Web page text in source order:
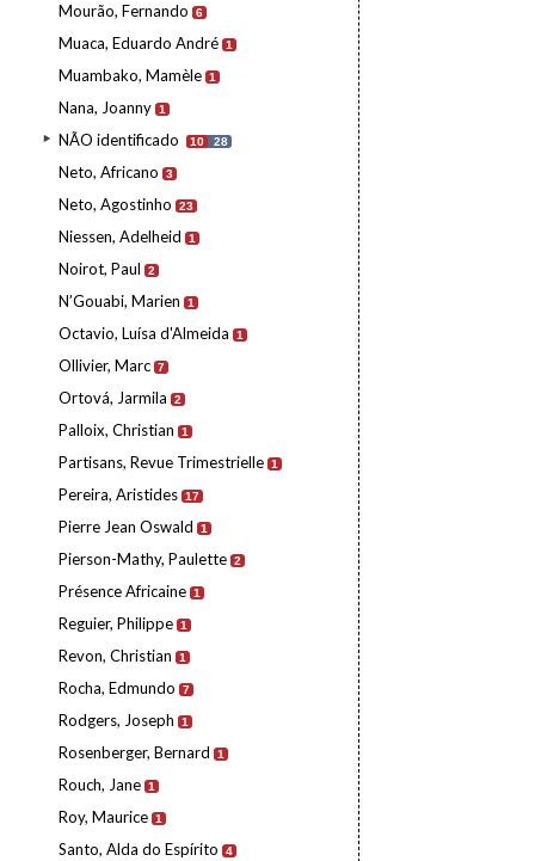
Mourão, Fernando 6
Muaca, Eduardo André 1
Muambako, Mamèle 1
Nana, Joanny 1
NÃO identificado 10 28
Neto, Africano 3
Neto, Agostinho 23
Niessen, Adelheid 1
Noirot, Paul 2
N’Gouabi, Marien 1
Octavio, Luísa d'Almeida 1
Ollivier, Marc 7
Ortová, Jarmila 2
Palloix, Christian 1
Partisans, Revue Trimestrielle 1
Pereira, Aristides 17
Pierre Jean Oswald 1
Pierson-Mathy, Paulette 2
Présence Africaine 1
Reguier, Philippe 1
Revon, Christian 1
Rocha, Edmundo 7
Rodgers, Joseph 1
Rosenberger, Bernard 1
Rouch, Jane 1
Roy, Maurice 1
Santo, Alda do Espírito 4